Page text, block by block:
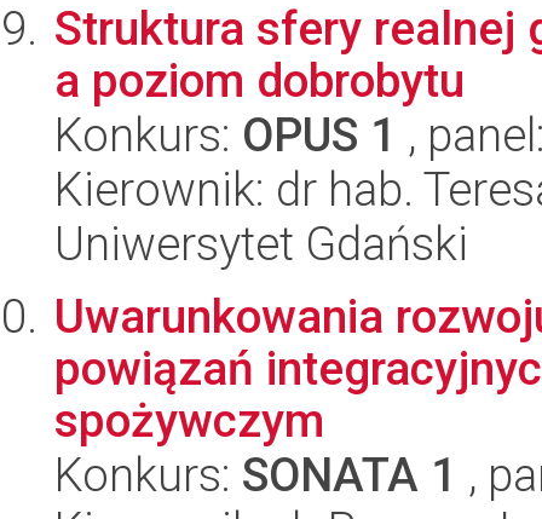
Struktura sfery realnej
a poziom dobrobytu
Konkurs: OPUS 1 ,
Kierownik: dr hab.
Uniwersytet Gdański
Uwarunkowania
powiązań
spożywczym
Konkurs: SONATA 1 ,